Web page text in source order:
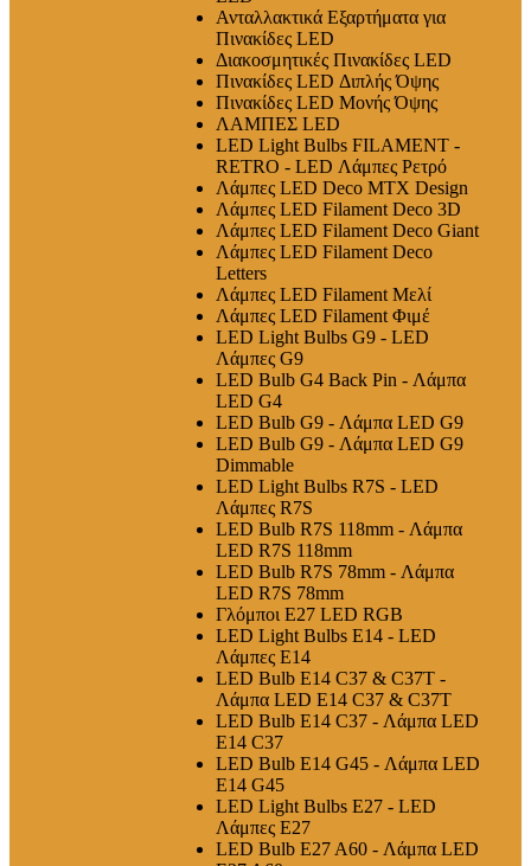
Ανταλλακτικά Εξαρτήματα για
Πινακίδες LED
Διακοσμητικές Πινακίδες LED
Πινακίδες LED Διπλής Όψης
Πινακίδες LED Μονής Όψης
ΛΑΜΠΕΣ LED
LED Light Bulbs FILAMENT -
RETRO - LED Λάμπες Ρετρό
Λάμπες LED Deco MTX Design
Λάμπες LED Filament Deco 3D
Λάμπες LED Filament Deco Giant
Λάμπες LED Filament Deco
Letters
Λάμπες LED Filament Μελί
Λάμπες LED Filament Φιμέ
LED Light Bulbs G9 - LED
Λάμπες G9
LED Bulb G4 Back Pin - Λάμπα
LED G4
LED Bulb G9 - Λάμπα LED G9
LED Bulb G9 - Λάμπα LED G9
Dimmable
LED Light Bulbs R7S - LED
Λάμπες R7S
LED Bulb R7S 118mm - Λάμπα
LED R7S 118mm
LED Bulb R7S 78mm - Λάμπα
LED R7S 78mm
Γλόμποι E27 LED RGB
LED Light Bulbs E14 - LED
Λάμπες E14
LED Bulb E14 C37 & C37T -
Λάμπα LED E14 C37 & C37T
LED Bulb E14 C37 - Λάμπα LED
E14 C37
LED Bulb E14 G45 - Λάμπα LED
E14 G45
LED Light Bulbs E27 - LED
Λάμπες E27
LED Bulb E27 A60 - Λάμπα LED